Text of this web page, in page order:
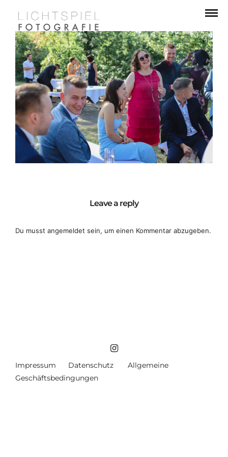
Leave a reply
Du musst angemeldet sein, um einen Kommentar abzugeben.
Impressum Datenschutz
Allgemeine
Geschäftsbedingungen